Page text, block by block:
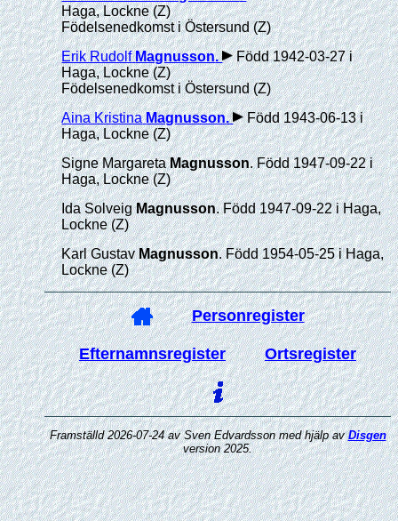
Haga, Lockne (Z)
Födelsenedkomst i Östersund (Z)
Erik Rudolf Magnusson.
Född 1942-03-27 i
Haga, Lockne (Z)
Födelsenedkomst i Östersund (Z)
Aina Kristina Magnusson.
Född 1943-06-13 i
Haga, Lockne (Z)
Signe Margareta Magnusson. Född 1947-09-22 i
Haga, Lockne (Z)
Ida Solveig Magnusson. Född 1947-09-22 i Haga,
Lockne (Z)
Karl Gustav Magnusson. Född 1954-05-25 i Haga,
Lockne (Z)
Personregister
Efternamnsregister Ortsregister
Framställd 2026-07-24 av Sven Edvardsson med hjälp avDisgen
version 2025.